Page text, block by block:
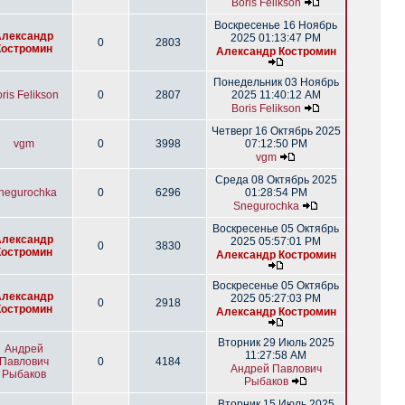
Boris Felikson
0 2803
Воскресенье 16 Ноябрь
2025 01:13:47 PM
Александр Костромин
Felikson 0 2807
Понедельник 03 Ноябрь
2025 11:40:12 AM
Boris Felikson
vgm 0 3998
Четверг 16 Октябрь 2025
07:12:50 PM
vgm
0 6296
Среда 08 Октябрь 2025
01:28:54 PM
Snegurochka
0 3830
Воскресенье 05 Октябрь
2025 05:57:01 PM
Александр Костромин
0 2918
Воскресенье 05 Октябрь
2025 05:27:03 PM
Александр Костромин
Андрей
Павлович
Рыбаков
0 4184
Вторник 29 Июль 2025
11:27:58 AM
Андрей Павлович
Рыбаков